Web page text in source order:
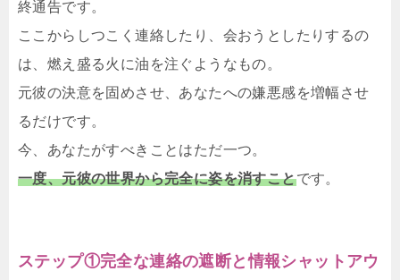
終通告です。
ここからしつこく連絡したり、会おうとしたりするの
は、燃え盛る火に油を注ぐようなもの。
元彼の決意を固めさせ、あなたへの嫌悪感を増幅させ
るだけです。
今、あなたがすべきことはただ一つ。
一度、元彼の世界から完全に姿を消すことです。
ステップ①完全な連絡の遮断と情報シャットアウ